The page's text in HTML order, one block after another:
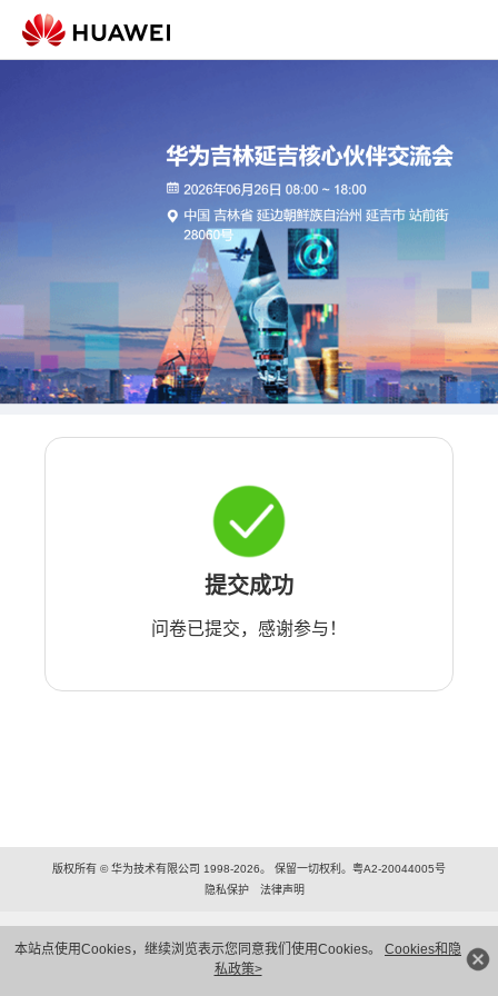
本站点使用Cookies，继续浏览表示您同意我们使用Cookies。 Cookies和隐
私政策>
提交成功
问卷已提交，感谢参与！
版权所有 © 华为技术有限公司 1998-2026。 保留一切权利。粤A2-20044005号
隐私保护
法律声明